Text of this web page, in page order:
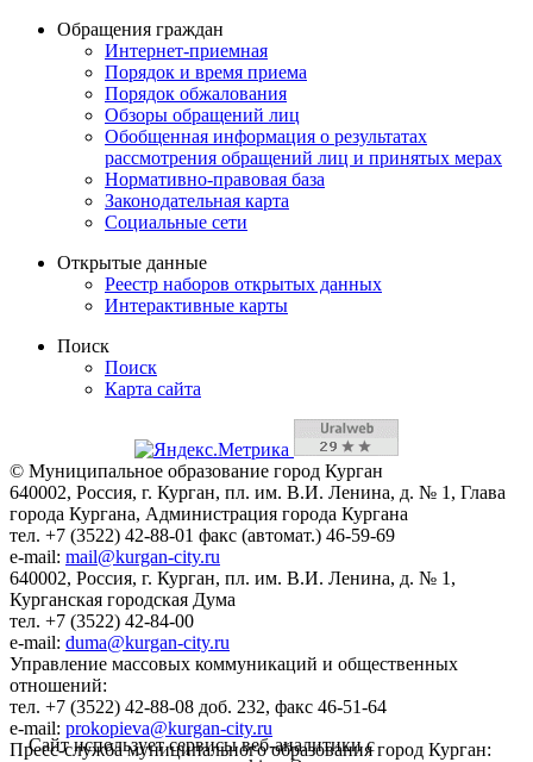
Обращения граждан
Интернет-приемная
Порядок и время приема
Порядок обжалования
Обзоры обращений лиц
Обобщенная информация о результатах
рассмотрения обращений лиц и принятых мерах
Нормативно-правовая база
Законодательная карта
Социальные сети
Открытые данные
Реестр наборов открытых данных
Интерактивные карты
Поиск
Поиск
Карта сайта
© Муниципальное образование город Курган
640002, Россия, г. Курган, пл. им. В.И. Ленина, д. № 1, Глава
города Кургана, Администрация города Кургана
тел. +7 (3522) 42-88-01 факс (автомат.) 46-59-69
e-mail: mail@kurgan-city.ru
640002, Россия, г. Курган, пл. им. В.И. Ленина, д. № 1,
Курганская городская Дума
тел. +7 (3522) 42-84-00
e-mail: duma@kurgan-city.ru
Управление массовых коммуникаций и общественных
отношений:
тел. +7 (3522) 42-88-08 доб. 232, факс 46-51-64
e-mail: prokopieva@kurgan-city.ru
Пресс-служба муниципального образования город Курган:
Сайт использует сервисы веб-аналитики с